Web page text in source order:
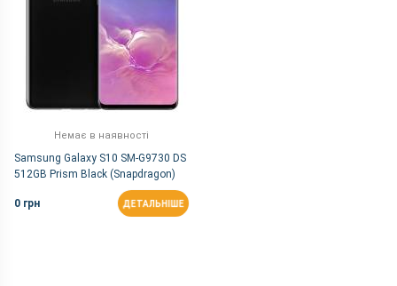
Немає в наявності
Samsung Galaxy S10 SM-G9730 DS
512GB Prism Black (Snapdragon)
0 грн ДЕТАЛЬНІШЕ